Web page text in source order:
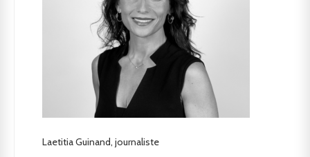
Laetitia Guinand, journaliste